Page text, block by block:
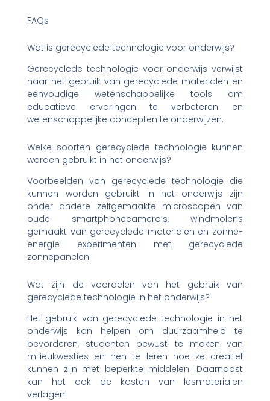
FAQs
Wat is gerecyclede technologie voor onderwijs?
Gerecyclede technologie voor onderwijs verwijst
naar het gebruik van gerecyclede materialen en
eenvoudige wetenschappelijke tools om
educatieve ervaringen te verbeteren en
wetenschappelijke concepten te onderwijzen.
Welke soorten gerecyclede technologie kunnen
worden gebruikt in het onderwijs?
Voorbeelden van gerecyclede technologie die
kunnen worden gebruikt in het onderwijs zijn
onder andere zelfgemaakte microscopen van
oude smartphonecamera’s, windmolens
gemaakt van gerecyclede materialen en zonne-
energie experimenten met gerecyclede
zonnepanelen.
Wat zijn de voordelen van het gebruik van
gerecyclede technologie in het onderwijs?
Het gebruik van gerecyclede technologie in het
onderwijs kan helpen om duurzaamheid te
bevorderen, studenten bewust te maken van
milieukwesties en hen te leren hoe ze creatief
kunnen zijn met beperkte middelen. Daarnaast
kan het ook de kosten van lesmaterialen
verlagen.